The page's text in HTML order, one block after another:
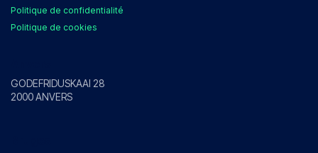
Politique de confidentialité
Politique de cookies
GODEFRIDUSKAAI 28
2000 ANVERS